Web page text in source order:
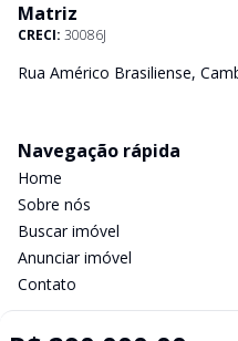
Matriz
CRECI: 30086J
Rua Américo Brasiliense,
Navegação rápida
Home
Sobre nós
Buscar imóvel
Anunciar imóvel
Contato